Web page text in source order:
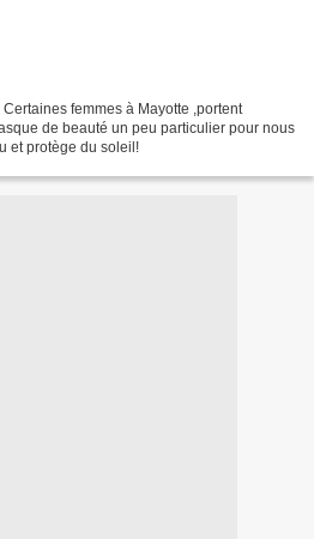
femmes à Mayotte ,portent
de beauté un peu particulier pour nous
et protège du soleil!